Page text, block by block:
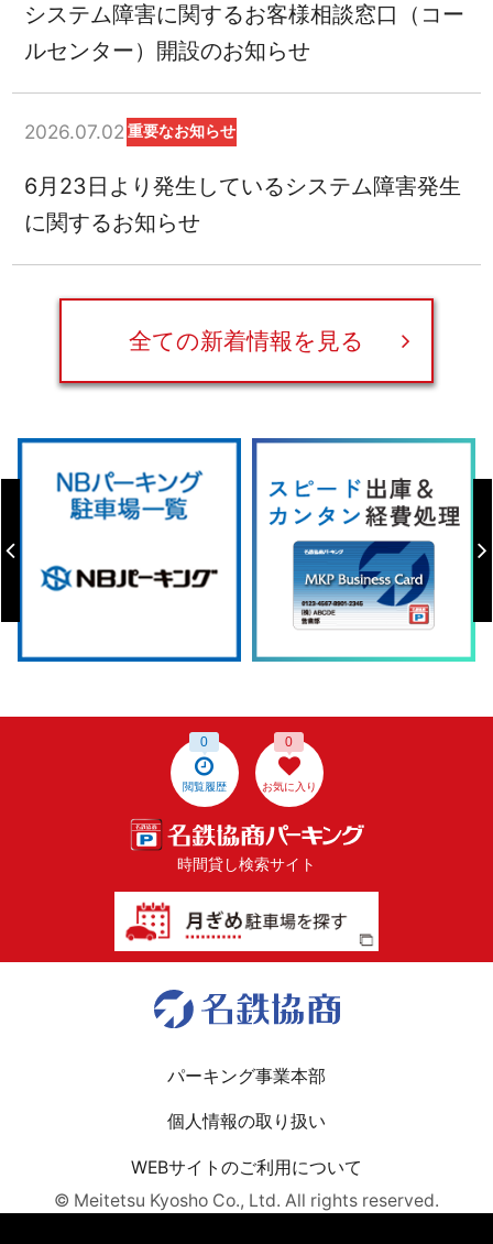
システム障害に関するお客様相談窓口（コー
ルセンター）開設のお知らせ
2026.07.02 重要なお知らせ
6月23日より発生しているシステム障害発生
に関するお知らせ
全ての新着情報を見る
閲覧履歴
0
お気に入り
0
時間貸し検索サイト
パーキング事業本部
個人情報の取り扱い
WEBサイトのご利用について
© Meitetsu Kyosho Co., Ltd. All rights reserved.